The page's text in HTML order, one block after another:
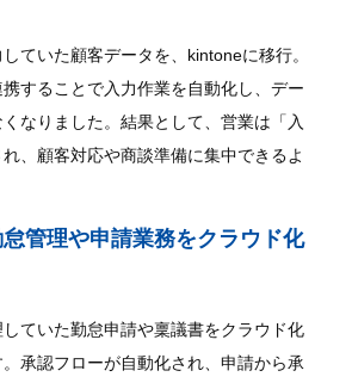
ていた顧客データを、kintoneに移行。
することで入力作業を自動化し、デー
なりました。結果として、営業は「入
、顧客対応や商談準備に集中できるよ
管理や申請業務をクラウド化
ていた勤怠申請や稟議書をクラウド化
承認フローが自動化され、申請から承